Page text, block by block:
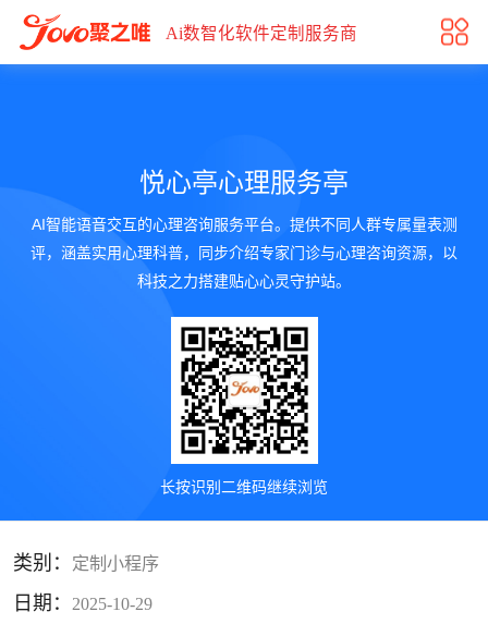
悦心亭心理服务亭
Ai数智化软件定制服务商
悦心亭心理服务亭
AI智能语音交互的心理咨询服务平台。提供不同人群专属量表测
评，涵盖实用心理科普，同步介绍专家门诊与心理咨询资源，以
科技之力搭建贴心心灵守护站。
长按识别二维码继续浏览
类别： 定制小程序
日期： 2025-10-29